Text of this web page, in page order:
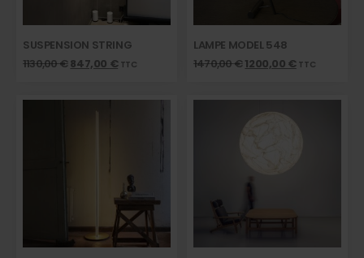
SUSPENSION STRING
1130,00€847,00 € TTC
LAMPE MODEL 548
1470,00€1200,00 € TTC